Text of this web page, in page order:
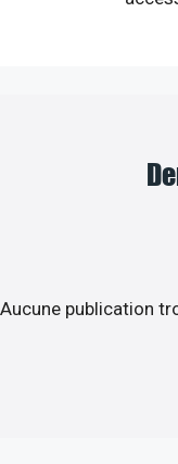
Aucune publication